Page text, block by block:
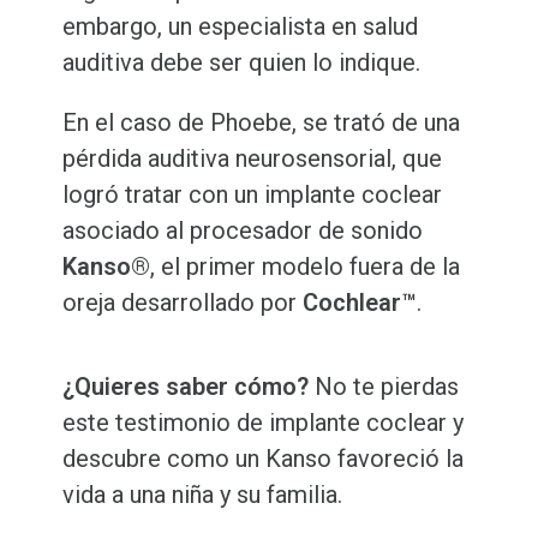
embargo, un especialista en salud
auditiva debe ser quien lo indique.
En el caso de Phoebe, se trató de una
pérdida auditiva neurosensorial, que
logró tratar con un implante coclear
asociado al procesador de sonido
Kanso®, el primer modelo fuera de la
oreja desarrollado por Cochlear™.
¿Quieres saber cómo? No te pierdas
este testimonio de implante coclear y
descubre como un Kanso favoreció la
vida a una niña y su familia.